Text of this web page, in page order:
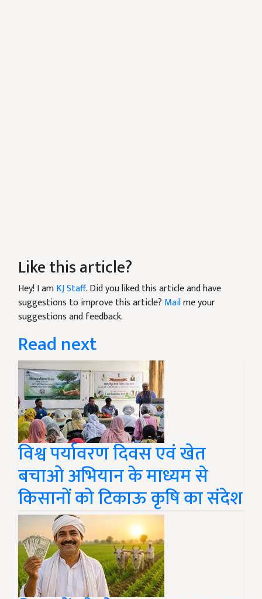
Like this article?
Hey! I amKJ Staff. Did you liked this article and have
suggestions to improve this article? Mailme your
suggestions and feedback.
Read next
विश्व पर्यावरण दिवस एवं खेत
बचाओ अभियान के माध्यम से
किसानों को टिकाऊ कृषि का संदेश